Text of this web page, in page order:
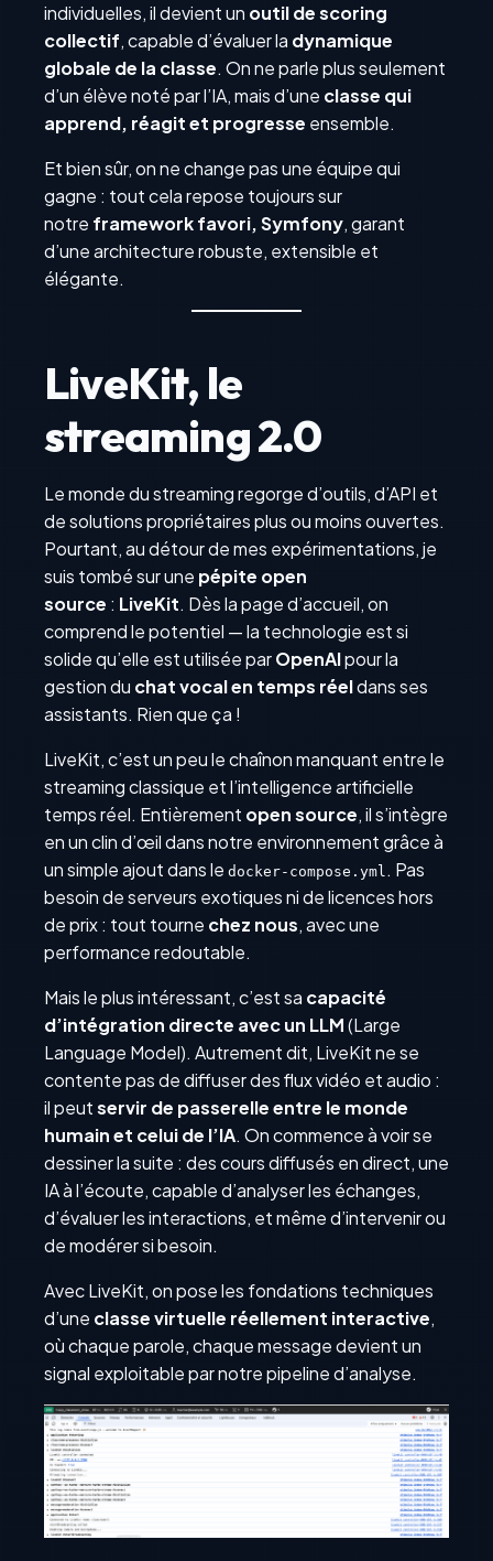
individuelles, il devient un outil de scoring
collectif, capable d’évaluer la dynamique
globale de la classe. On ne parle plus seulement
d’un élève noté par l’IA, mais d’une classe qui
apprend, réagit et progresse ensemble.
Et bien sûr, on ne change pas une équipe qui
gagne : tout cela repose toujours sur
notre framework favori, Symfony, garant
d’une architecture robuste, extensible et
élégante.
LiveKit, le
streaming 2.0
Le monde du streaming regorge d’outils, d’API et
de solutions propriétaires plus ou moins ouvertes.
Pourtant, au détour de mes expérimentations, je
suis tombé sur une pépite open
source : LiveKit. Dès la page d’accueil, on
comprend le potentiel — la technologie est si
solide qu’elle est utilisée parOpenAIpour la
gestion du chat vocal en temps réeldans ses
assistants. Rien que ça !
LiveKit, c’est un peu le chaînon manquant entre le
streaming classique et l’intelligence artificielle
temps réel. Entièrement open source, il s’intègre
en un clin d’œil dans notre environnement grâce à
un simple ajout dans le docker-compose.yml. Pas
besoin de serveurs exotiques ni de licences hors
de prix : tout tourne chez nous, avec une
performance redoutable.
Mais le plus intéressant, c’est sa capacité
d’intégration directe avec un LLM(Large
Language Model). Autrement dit, LiveKit ne se
contente pas de diffuser des flux vidéo et audio :
il peutservir de passerelle entre le monde
humain et celui de l’IA. On commence à voir se
dessiner la suite : des cours diffusés en direct, une
IA à l’écoute, capable d’analyser les échanges,
d’évaluer les interactions, et même d’intervenir ou
de modérer si besoin.
Avec LiveKit, on pose les fondations techniques
d’une classe virtuelle réellement interactive,
où chaque parole, chaque message devient un
signal exploitable par notre pipeline d’analyse.